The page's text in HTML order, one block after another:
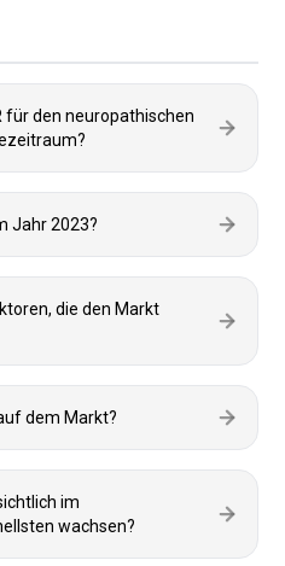
für den neuropathischen
Jahr 2023?
die den Markt
dem Markt?
im
wachsen?